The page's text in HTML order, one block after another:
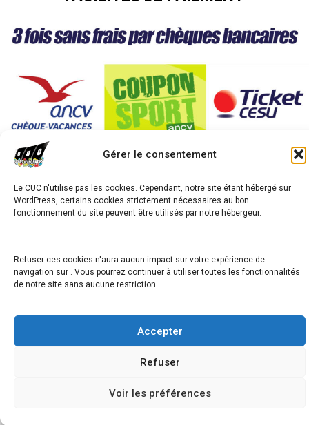
Gérer le consentement
Le CUC n'utilise pas les cookies. Cependant, notre site étant hébergé sur
WordPress, certains cookies strictement nécessaires au bon
fonctionnement du site peuvent être utilisés par notre hébergeur.
Refuser ces cookies n'aura aucun impact sur votre expérience de
navigation sur . Vous pourrez continuer à utiliser toutes les fonctionnalités
de notre site sans aucune restriction.
Accepter
Refuser
Voir les préférences
SAMEDIS Anniversaires
Copyright © 2026